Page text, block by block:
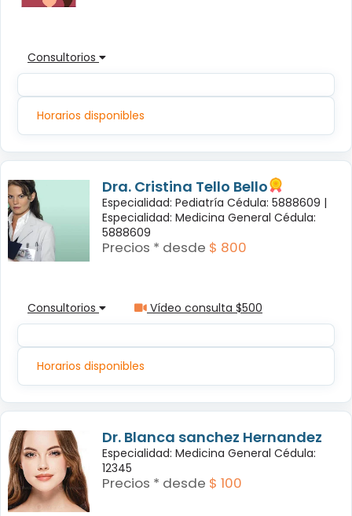
Consultorios
Horarios disponibles
Dra. Cristina Tello Bello
Especialidad: Pediatría Cédula: 5888609 |
Especialidad: Medicina General Cédula:
5888609
Precios * desde $ 800
Consultorios Vídeo consulta $500
Horarios disponibles
Dr. Blanca sanchez Hernandez
Especialidad: Medicina General Cédula:
12345
Precios * desde $ 100